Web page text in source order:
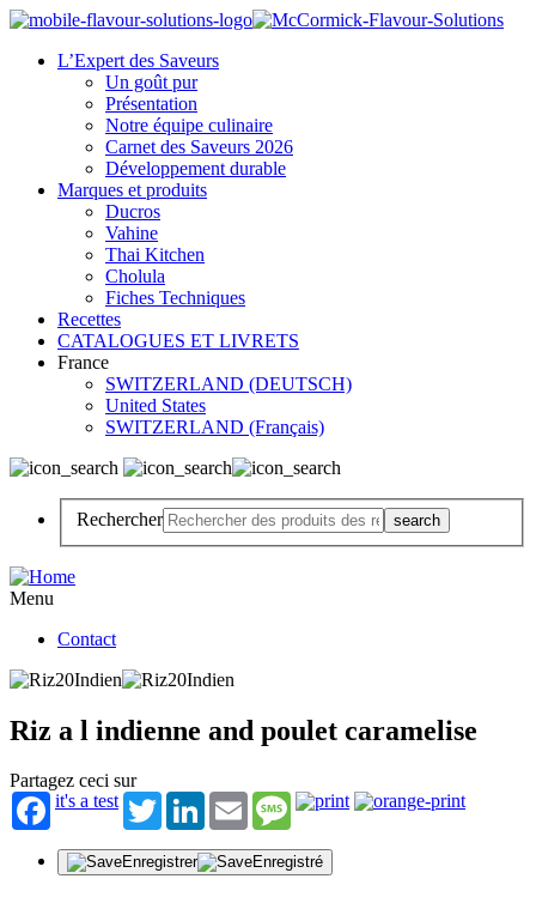
L’Expert des Saveurs
Un goût pur
Présentation
Notre équipe culinaire
Carnet des Saveurs 2026
Développement durable
Marques et produits
Ducros
Vahine
Thai Kitchen
Cholula
Fiches Techniques
Recettes
CATALOGUES ET LIVRETS
France
SWITZERLAND (DEUTSCH)
United States
SWITZERLAND (Français)
Rechercher
Menu
Contact
Riz a l indienne and poulet caramelise
Partagez ceci sur
it's a test
TwitterLinkedInEmail Message
Enregistrer Enregistré